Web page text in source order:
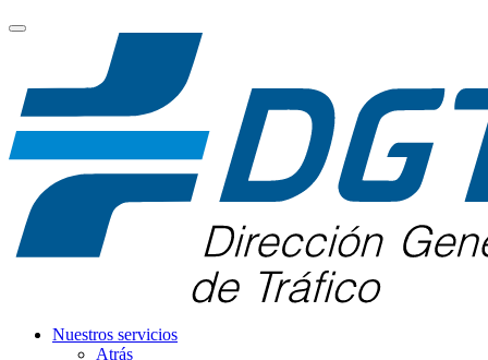
Nuestros servicios
Atrás